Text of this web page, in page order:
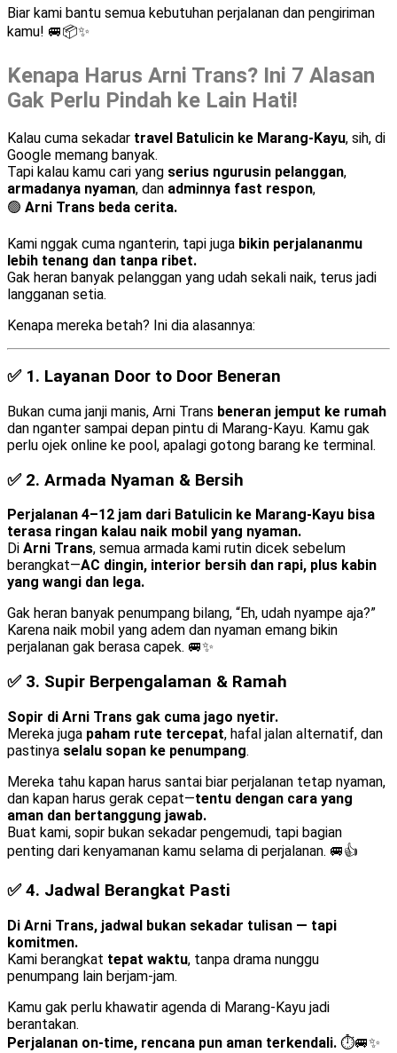
Biar kami bantu semua kebutuhan perjalanan dan pengiriman
kamu! 🚐📦✨
Kenapa Harus Arni Trans? Ini 7 Alasan
Gak Perlu Pindah ke Lain Hati!
Kalau cuma sekadar travel Batulicin ke Marang-Kayu, sih, di
Google memang banyak.
Tapi kalau kamu cari yang serius ngurusin pelanggan,
armadanya nyaman, dan adminnya fast respon,
🟢 Arni Trans beda cerita.
Kami nggak cuma nganterin, tapi juga bikin perjalananmu
lebih tenang dan tanpa ribet.
Gak heran banyak pelanggan yang udah sekali naik, terus jadi
langganan setia.
Kenapa mereka betah? Ini dia alasannya:
✅ 1. Layanan Door to Door Beneran
Bukan cuma janji manis, Arni Trans beneran jemput ke rumah
dan nganter sampai depan pintu di Marang-Kayu. Kamu gak
perlu ojek online ke pool, apalagi gotong barang ke terminal.
✅ 2. Armada Nyaman & Bersih
Perjalanan 4–12 jam dari Batulicin ke Marang-Kayu bisa
terasa ringan kalau naik mobil yang nyaman.
Di Arni Trans, semua armada kami rutin dicek sebelum
berangkat—AC dingin, interior bersih dan rapi, plus kabin
yang wangi dan lega.
Gak heran banyak penumpang bilang, “Eh, udah nyampe aja?”
Karena naik mobil yang adem dan nyaman emang bikin
perjalanan gak berasa capek. 🚐✨
✅ 3. Supir Berpengalaman & Ramah
Sopir di Arni Trans gak cuma jago nyetir.
Mereka juga paham rute tercepat, hafal jalan alternatif, dan
pastinya selalu sopan ke penumpang.
Mereka tahu kapan harus santai biar perjalanan tetap nyaman,
dan kapan harus gerak cepat—tentu dengan cara yang
aman dan bertanggung jawab.
Buat kami, sopir bukan sekadar pengemudi, tapi bagian
penting dari kenyamanan kamu selama di perjalanan. 🚐👍
✅ 4. Jadwal Berangkat Pasti
Di Arni Trans, jadwal bukan sekadar tulisan — tapi
komitmen.
Kami berangkat tepat waktu, tanpa drama nunggu
penumpang lain berjam-jam.
Kamu gak perlu khawatir agenda di Marang-Kayu jadi
berantakan.
Perjalanan on-time, rencana pun aman terkendali. ⏱️🚐✨